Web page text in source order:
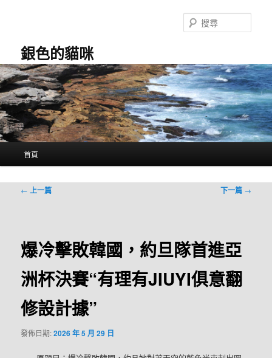
容
銀色的貓咪
尋
首頁
文
← 上一篇 下一篇 →
爆冷擊敗韓國，約旦隊首進亞
洲杯決賽“有理有JIUYI俱意翻
修設計據”
發佈日期:2026 年 5 月 29 日